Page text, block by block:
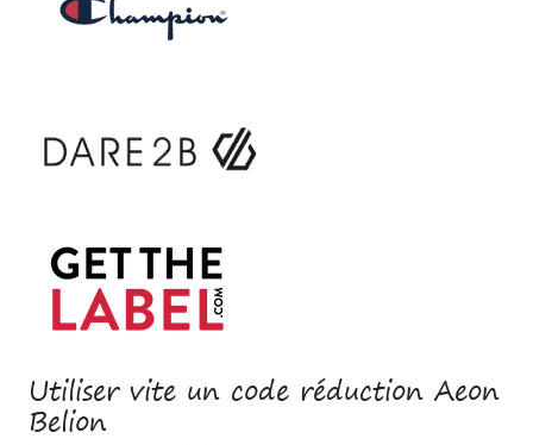
Utiliser vite un code réduction Aeon
Belion